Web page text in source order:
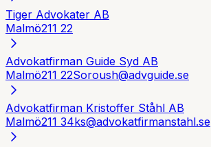
Tiger Advokater AB
Malmö211 22
Advokatfirman Guide Syd AB
Malmö211 22Soroush@advguide.se
Advokatfirman Kristoffer Ståhl AB
Malmö211 34ks@advokatfirmanstahl.se